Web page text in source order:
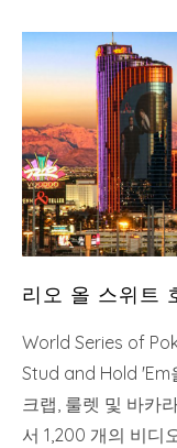
리오 올 스위트
World Series of
Stud and Hold 'Em
크랩, 룰렛 및 바카
서 1,200 개의 비디